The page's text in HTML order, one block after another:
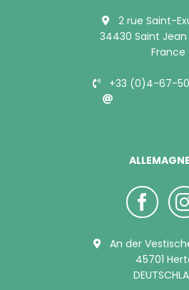
2 rue Saint-
34430 Saint Jean
France
+33 (0)4-67-
ALLEMAGNE
An der
45701